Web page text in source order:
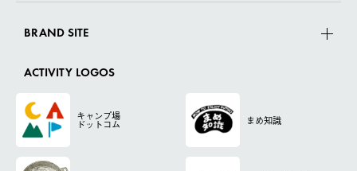
BRAND SITE
ACTIVITY LOGOS
キャンプ場
ドットコム まめ知識